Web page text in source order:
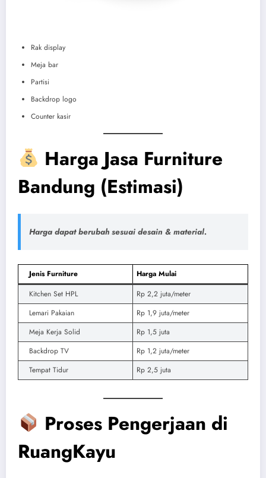
Rak display
Meja bar
Partisi
Backdrop logo
Counter kasir
Harga Jasa Furniture
Bandung (Estimasi)
Harga dapat berubah sesuai desain & material.
Jenis Furniture
Harga Mulai
Kitchen Set HPL
Rp 2,2 juta/meter
Lemari Pakaian
Rp 1,9 juta/meter
Meja Kerja Solid
Rp 1,5 juta
Backdrop TV
Rp 1,2 juta/meter
Tempat Tidur
Rp 2,5 juta
Proses Pengerjaan di
RuangKayu